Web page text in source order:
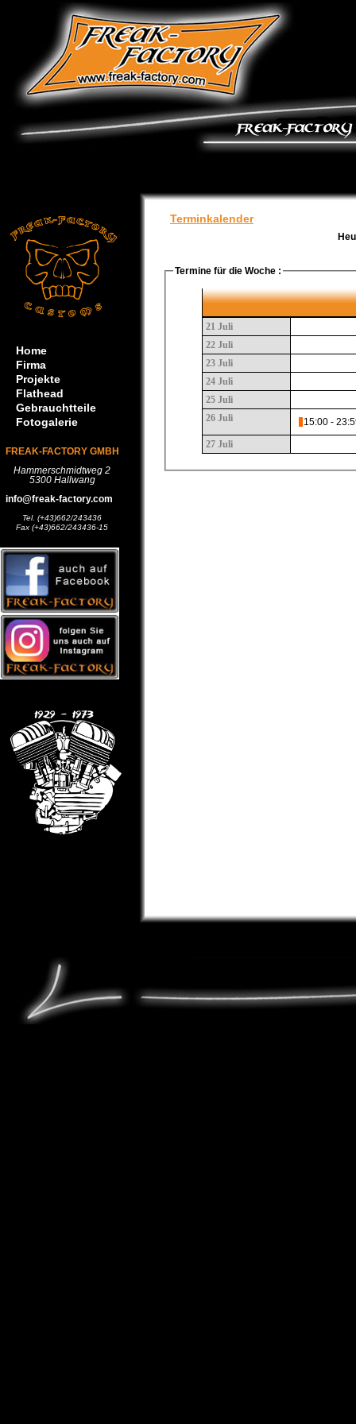
Home
Firma
Projekte
Flathead
Gebrauchtteile
Fotogalerie
FREAK-FACTORY GMBH
Hammerschmidtweg 2
5300 Hallwang
info@freak-factory.com
Tel. (+43)662/243436
Fax (+43)662/243436-15
Terminkalender
Termine für die Woche :
21 Juli
22 Juli
23 Juli
24 Juli
25 Juli
26 Juli
15:00 -
27 Juli